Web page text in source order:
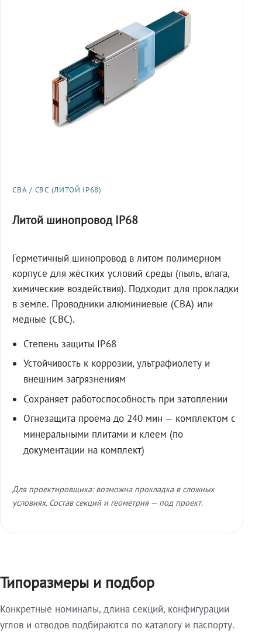
СВА / СВС (ЛИТОЙ IP68)
Литой шинопровод IP68
Герметичный шинопровод в литом полимерном
корпусе для жёстких условий среды (пыль, влага,
химические воздействия). Подходит для прокладки
в земле. Проводники алюминиевые (СВА) или
медные (СВС).
Степень защиты IP68
Устойчивость к коррозии, ультрафиолету и
внешним загрязнениям
Сохраняет работоспособность при затоплении
Огнезащита проёма до 240 мин — комплектом с
минеральными плитами и клеем (по
документации на комплект)
Для проектировщика: возможна прокладка в сложных
условиях. Состав секций и геометрия — под проект.
Типоразмеры и подбор
Конкретные номиналы, длина секций, конфигурации
углов и отводов подбираются по каталогу и паспорту.